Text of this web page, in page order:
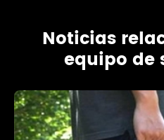
Noticias
equipo de